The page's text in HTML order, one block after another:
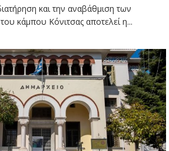
και την αναβάθμιση των
κάμπου Κόνιτσας αποτελεί η...